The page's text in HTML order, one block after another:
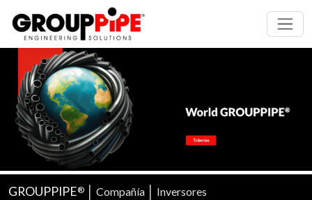
GROUPPIPE® Compañía Inversores